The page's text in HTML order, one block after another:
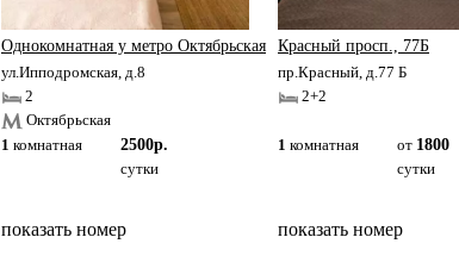
Однокомнатная у метро Октябрьская
ул.Ипподромская, д.8
2
Октябрьская
1 комнатная
2500р.
сутки
показать номер
Красный просп., 77Б
пр.Красный, д.77 Б
2+2
1 комнатная от 1800
сутки
показать номер